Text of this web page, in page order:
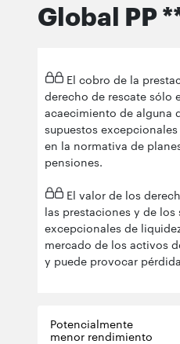
Global PP
El cobro de la
derecho de rescate sólo
acaecimiento de alguna
supuestos
en la normativa de
pensiones.
El valor de los
las prestaciones y de los
excepcionales de
mercado de los activos
y puede provocar
Potencialmente
menor rendimiento